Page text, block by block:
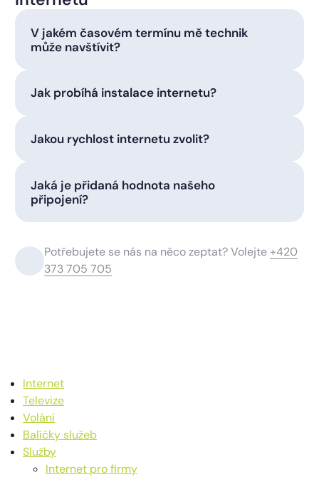
V jakém časovém termínu mě technik
může navštívit?
Jak probíhá instalace internetu?
Jakou rychlost internetu zvolit?
Jaká je přidaná hodnota našeho
připojení?
Potřebujete se nás na něco zeptat? Volejte+420
373 705 705
Internet
Televize
Volání
Balíčky služeb
Služby
Internet pro firmy